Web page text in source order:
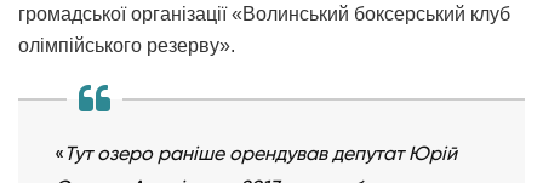
громадської організації «Волинський боксерський клуб
олімпійського резерву».
« Тут озеро раніше орендував депутат Юрій